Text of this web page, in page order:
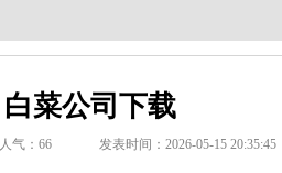
白菜公司下载
人气： 66 发表时间：2026-05-15 20:35:45